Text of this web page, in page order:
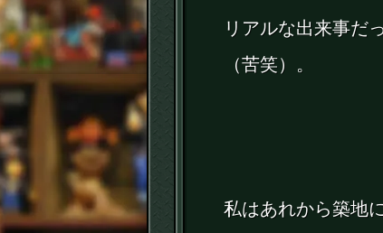
リアルな出来事だ
（苦笑）。
私はあれから築地